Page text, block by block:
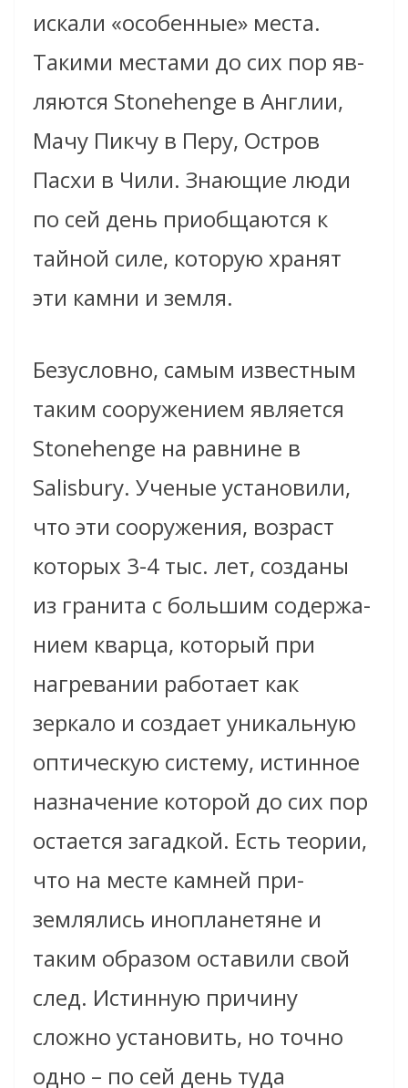
искали «особенные» места.
Такими местами до сих пор яв-
ляются Stonehenge в Англии,
Мачу Пикчу в Перу, Остров
Пасхи в Чили. Знающие люди
по сей день приобщаются к
тайной силе, которую хранят
эти камни и земля.
Безусловно, самым известным
таким сооружением является
Stonehenge на равнине в
Salisbury. Ученые установили,
что эти сооружения, возраст
которых 3-4 тыс. лет, созданы
из гранита с большим содержа-
нием кварца, который при
нагревании работает как
зеркало и создает уникальную
оптическую систему, истинное
назначение которой до сих пор
остается загадкой. Есть теории,
что на месте камней при-
землялись инопланетяне и
таким образом оставили свой
след. Истинную причину
сложно установить, но точно
одно – по сей день туда